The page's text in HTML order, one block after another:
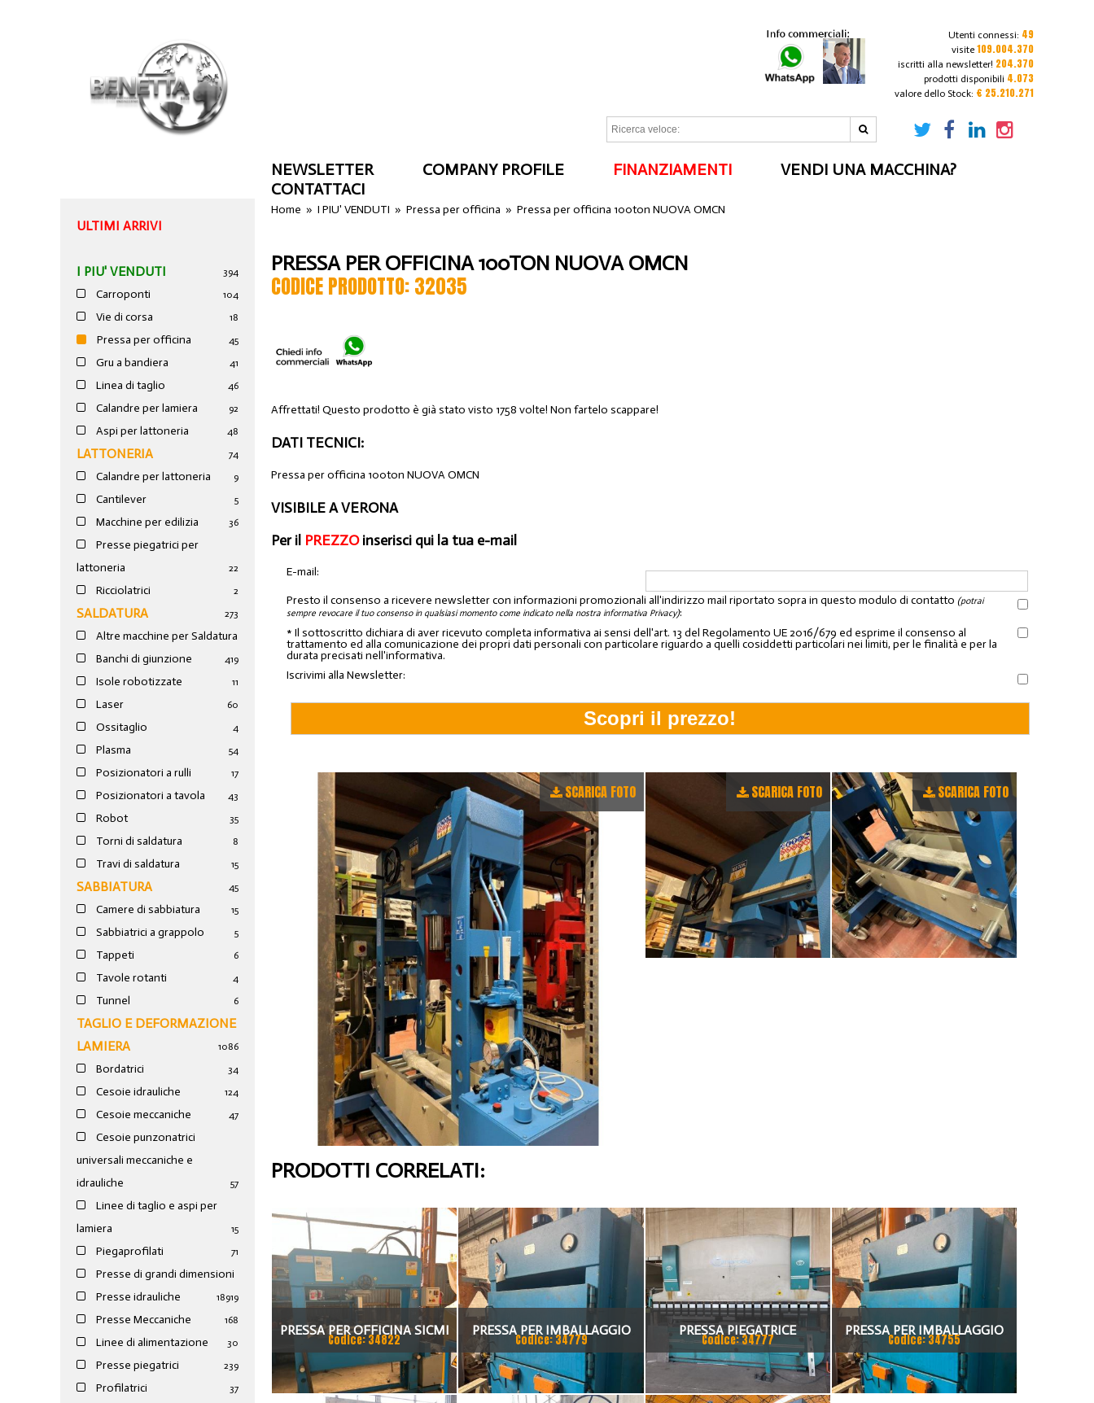
Utenti connessi: 49
visite 109.004.370
iscritti alla newsletter! 204.370
prodotti disponibili 4.073
valore dello Stock: € 25.210.271
NEWSLETTER COMPANY PROFILE FINANZIAMENTI
VENDI UNA MACCHINA?
CONTATTACI
ULTIMI ARRIVI
I PIU' VENDUTI 394
Carroponti 104
Vie di corsa 18
Pressa per officina 45
Gru a bandiera 41
Linea di taglio 46
Calandre per lamiera 92
Aspi per lattoneria 48
LATTONERIA 74
Calandre per lattoneria 9
Cantilever 5
Macchine per edilizia 36
Presse piegatrici per
lattoneria
22
Ricciolatrici 2
SALDATURA 273
Altre macchine per Saldatura
19
Banchi di giunzione 4
Isole robotizzate 11
Laser 60
Ossitaglio 4
Plasma 54
Posizionatori a rulli 17
Posizionatori a tavola 43
Robot 35
Torni di saldatura 8
Travi di saldatura 15
SABBIATURA 45
Camere di sabbiatura 15
Sabbiatrici a grappolo 5
Tappeti 6
Tavole rotanti 4
Tunnel 6
TAGLIO E DEFORMAZIONE
LAMIERA
1086
Bordatrici 34
Cesoie idrauliche 124
Cesoie meccaniche 47
Cesoie punzonatrici
universali meccaniche e
idrauliche
57
Linee di taglio e aspi per
lamiera
15
Piegaprofilati 71
Presse di grandi dimensioni
19
Presse idrauliche 189
Presse Meccaniche 168
Linee di alimentazione 30
Presse piegatrici 239
Profilatrici 37
Home »I PIU' VENDUTI »Pressa per officina »Pressa per officina 100ton NUOVA OMCN
PRESSA PER OFFICINA 100TON NUOVA OMCN
CODICE PRODOTTO: 32035
Affrettati! Questo prodotto è già stato visto 1758 volte! Non fartelo scappare!
DATI TECNICI:
Pressa per officina 100ton NUOVA OMCN
VISIBILE A VERONA
Per il PREZZOinserisci qui la tua e-mail
E-mail:
Presto il consenso a ricevere newsletter con informazioni promozionali all'indirizzo mail riportato sopra in questo modulo di contatto (potrai
sempre revocare il tuo consenso in qualsiasi momento come indicato nella nostra informativa Privacy):
* Il sottoscritto dichiara di aver ricevuto completa informativa ai sensi dell'art. 13 del Regolamento UE 2016/679 ed esprime il consenso al
trattamento ed alla comunicazione dei propri dati personali con particolare riguardo a quelli cosiddetti particolari nei limiti, per le finalità e per la
durata precisati nell'informativa.
Iscrivimi alla Newsletter:
SCARICA FOTO SCARICA FOTO SCARICA FOTO
PRODOTTI CORRELATI:
PRESSA PER OFFICINA SICMI
100 TON
Codice: 34822
PRESSA PER IMBALLAGGIO
Codice: 34779
PRESSA PIEGATRICE
VIMERCATI 80X4175
Codice: 34777
PRESSA PER IMBALLAGGIO
ALBA PRESSE
Codice: 34755